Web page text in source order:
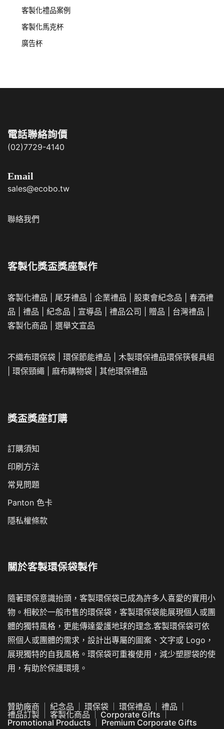
客製化禮品案例
客製化馬克杯
廣告杯
電話聯絡詢價
(02)7729-4140
Email
sales@ecobo.tw
聯絡我們
客製化獎盃獎座製作
客製化禮品 尾牙禮品 企業禮品 股東會紀念品
春酒禮
品
禮品 紀念品 宣導品 禮品公司 贈品 台灣禮品
客製化商品
選舉文宣品
不織布環保袋 環保節能禮品 木製環保禮品環保筷餐具組
環保頸繩 麻布購物袋 其他環保禮品
獎盃獎座訂購
訂購須知
印刷方法
常見問題
Panton 色卡
隱私權條款
關於客製環保袋製作
隨著環保意識抬頭，客製環保袋已成為許多人喜愛的實用小
物。相較於一般市售的環保袋，客製環保袋能展現個人或團
體的獨特風格，更能傳達愛護地球的理念.客製環保袋可依
照個人或團體的需求，設計出專屬的圖案、文字或 Logo，
展現獨特的自我風格。環保袋可重複使用，減少塑膠袋的使
用，有助於保護環境。
贊助廠商 紀念品 環保袋 環保禮品
禮品
禮品訂製
客製化商品
Corporate Gifts
Promotional Products
Premium Corporate Gifts